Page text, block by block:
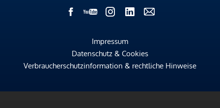
Impressum
Datenschutz & Cookies
Verbraucherschutzinformation & rechtliche Hinweise